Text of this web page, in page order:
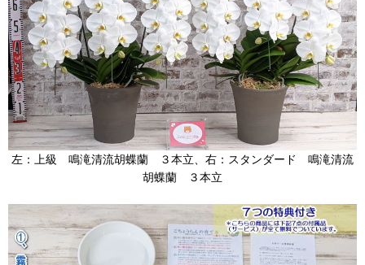
左：上級 鳴滝清流胡蝶蘭 ３本立、右：スタンダード 鳴滝清流
胡蝶蘭 ３本立